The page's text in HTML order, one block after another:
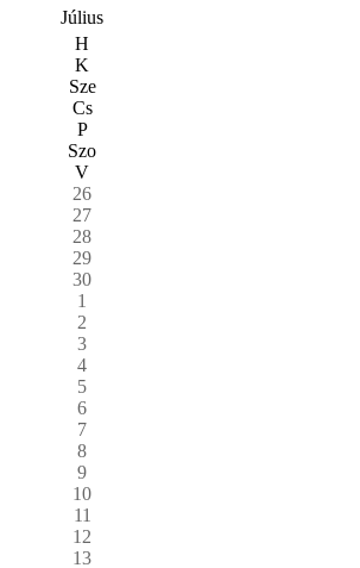
Július
H
K
Sze
Cs
P
Szo
V
26
27
28
29
30
1
2
3
4
5
6
7
8
9
10
11
12
13